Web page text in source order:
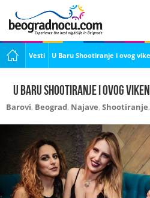
Vesti U Baru Shootiranje i ovog
U Baru Shootiranje i ovog
Barovi, Beograd, Najave, Shootiranje,